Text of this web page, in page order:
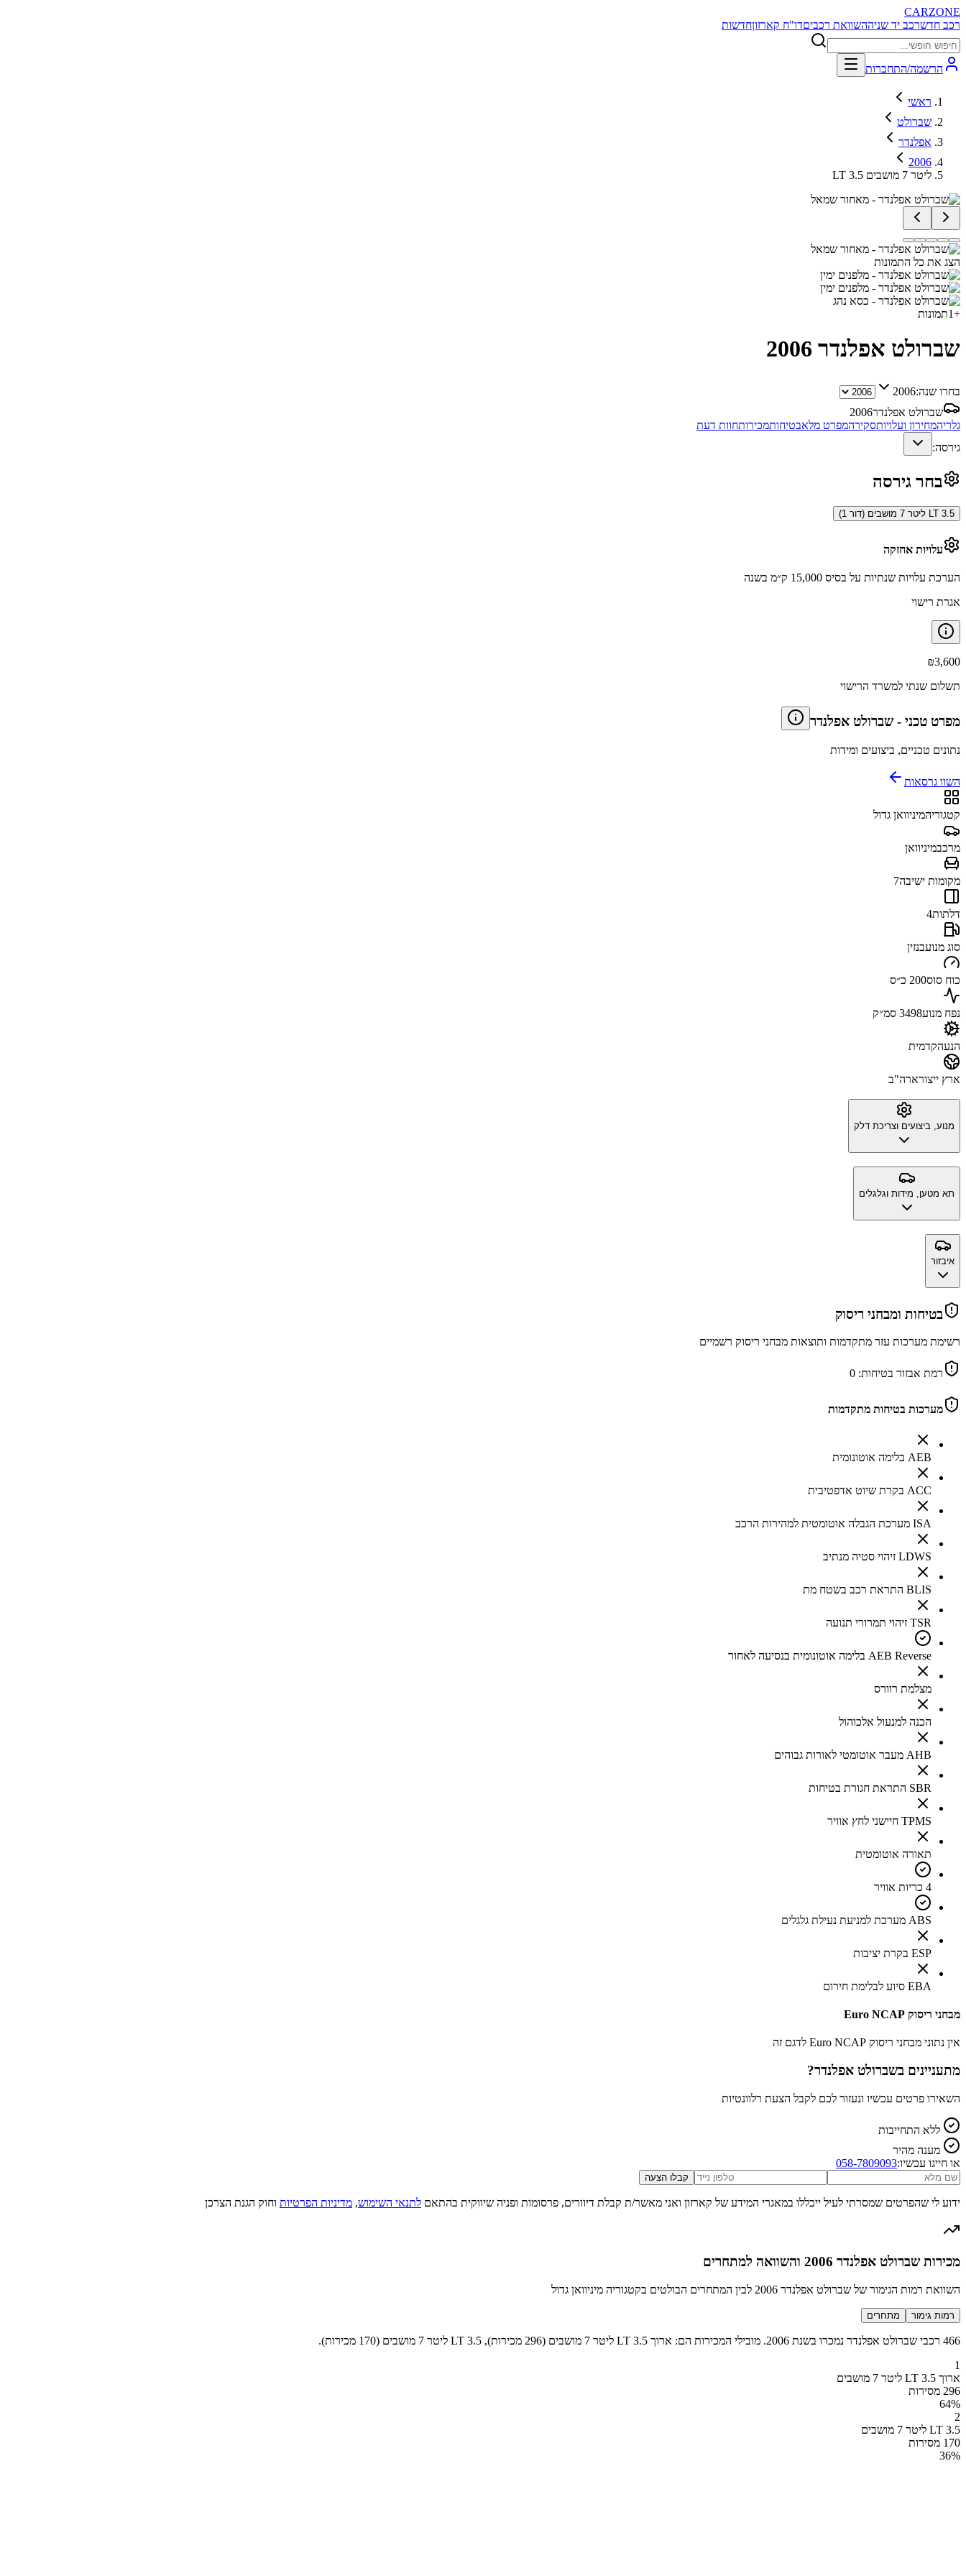
CARZONE
רכב חדשרכב יד שניההשוואת רכביםדו"ח קארזוןחדשות
הרשמה/התחברות
ראשי
שברולט
אפלנדר
2006
LT 3.5 ליטר 7 מושבים
הצג את כל התמונות
+
1תמונות
שברולט אפלנדר 2006
בחרו שנה:2006
שברולט אפלנדר2006
גלריהמחירון ועלויותסקירהמפרט מלאבטיחותמכירותחוות דעת
גירסה:
בחר גירסה
LT 3.5 ליטר 7 מושבים (דור 1)
עלויות אחזקה
הערכת עלויות שנתיות על בסיס 15,000 ק״מ בשנה
אגרת רישוי
₪3,600
תשלום שנתי למשרד הרישוי
מפרט טכני - שברולט אפלנדר
נתונים טכניים, ביצועים ומידות
השוו גרסאות
קטגוריהמיניוואן גדול
מרכבמיניוואן
מקומות ישיבה7
דלתות4
סוג מנועבנזין
כוח סוס200 כ״ס
נפח מנוע3498 סמ״ק
הנעהקדמית
ארץ ייצורארה"ב
מנוע, ביצועים וצריכת דלק
תא מטען, מידות וגלגלים
איבזור
בטיחות ומבחני ריסוק
רשימת מערכות עזר מתקדמות ותוצאות מבחני ריסוק רשמיים
רמת אבזור בטיחות: 0
מערכות בטיחות מתקדמות
AEB בלימה אוטונומית
ACC בקרת שיוט אדפטיבית
ISA מערכת הגבלה אוטומטית למהירות הרכב
LDWS זיהוי סטיה מנתיב
BLIS התראת רכב בשטח מת
TSR זיהוי תמרורי תנועה
AEB Reverse בלימה אוטונומית בנסיעה לאחור
מצלמת רוורס
הכנה למנעול אלכוהול
AHB מעבר אוטומטי לאורות גבוהים
SBR התראת חגורת בטיחות
TPMS חיישני לחץ אוויר
תאורה אוטומטית
4 כריות אוויר
ABS מערכת למניעת נעילת גלגלים
ESP בקרת יציבות
EBA סיוע לבלימת חירום
מבחני ריסוק Euro NCAP
אין נתוני מבחני ריסוק Euro NCAP לדגם זה
מתעניינים בשברולט אפלנדר?
השאירו פרטים עכשיו ונעזור לכם לקבל הצעת רלוונטיות
ללא התחייבות
מענה מהיר
או חייגו עכשיו:058-7809093
קבלו הצעה
ידוע לי שהפרטים שמסרתי לעיל ייכללו במאגרי המידע של קארזון ואני מאשר/ת קבלת דיוורים, פרסומות ופניה שיווקית בהתאם לתנאי השימוש, מדיניות הפרטיות וחוק הגנת הצרכן
מכירות שברולט אפלנדר 2006 והשוואה למתחרים
השוואת רמות הגימור של שברולט אפלנדר 2006 לבין המתחרים הבולטים בקטגוריה מיניוואן גדול
רמות גימור מתחרים
466 רכבי שברולט אפלנדר נמכרו בשנת 2006. מובילי המכירות הם: ארוך LT 3.5 ליטר 7 מושבים (296 מכירות), LT 3.5 ליטר 7 מושבים (170 מכירות).
1
ארוך LT 3.5 ליטר 7 מושבים
296 מסירות
64%
2
LT 3.5 ליטר 7 מושבים
170 מסירות
36%